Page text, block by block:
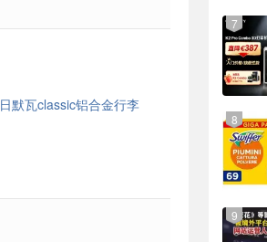
日默瓦classic铝合金行李